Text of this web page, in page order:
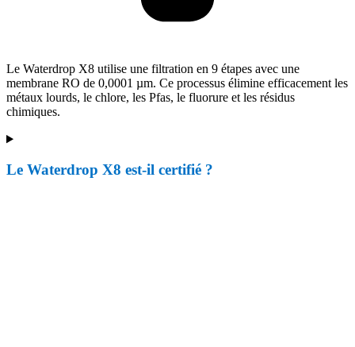
Le Waterdrop X8 utilise une filtration en 9 étapes avec une
membrane RO de 0,0001 µm. Ce processus élimine efficacement les
métaux lourds, le chlore, les Pfas, le fluorure et les résidus
chimiques.
Le Waterdrop X8 est-il certifié ?